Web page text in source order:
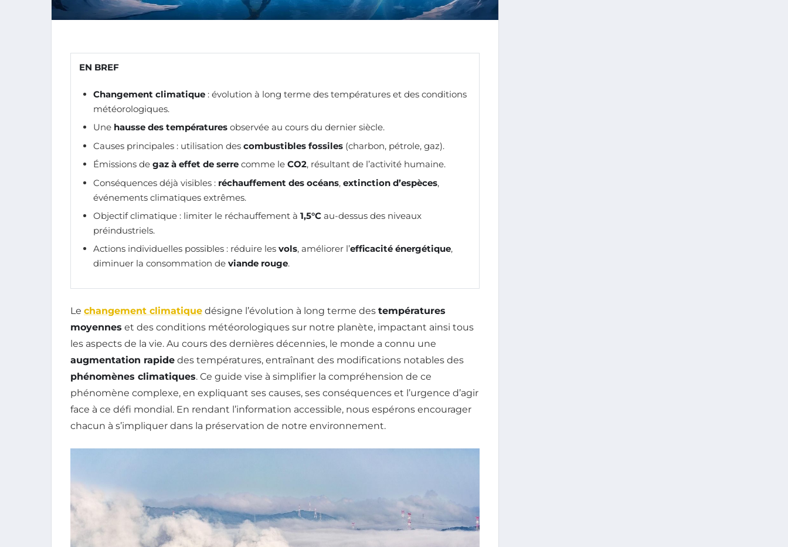
EN BREF
Changement climatique : évolution à long terme des températures et des conditions
météorologiques.
Une hausse des températures observée au cours du dernier siècle.
Causes principales : utilisation des combustibles fossiles (charbon, pétrole, gaz).
Émissions de gaz à effet de serre comme le CO2, résultant de l’activité humaine.
Conséquences déjà visibles : réchauffement des océans, extinction d’espèces,
événements climatiques extrêmes.
Objectif climatique : limiter le réchauffement à 1,5°C au-dessus des niveaux
préindustriels.
Actions individuelles possibles : réduire les vols, améliorer l’efficacité énergétique,
diminuer la consommation de viande rouge.
Le changement climatique désigne l’évolution à long terme des températures
moyennes et des conditions météorologiques sur notre planète, impactant ainsi tous
les aspects de la vie. Au cours des dernières décennies, le monde a connu une
augmentation rapide des températures, entraînant des modifications notables des
phénomènes climatiques. Ce guide vise à simplifier la compréhension de ce
phénomène complexe, en expliquant ses causes, ses conséquences et l’urgence d’agir
face à ce défi mondial. En rendant l’information accessible, nous espérons encourager
chacun à s’impliquer dans la préservation de notre environnement.